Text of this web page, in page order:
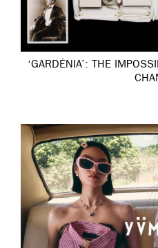
‘GARDÉNIA’: THE